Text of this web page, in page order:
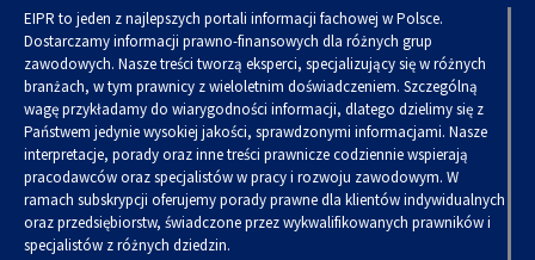
EIPR to jeden z najlepszych portali informacji fachowej w Polsce.
Dostarczamy informacji prawno-finansowych dla różnych grup
zawodowych. Nasze treści tworzą eksperci, specjalizujący się w różnych
branżach, w tym prawnicy z wieloletnim doświadczeniem. Szczególną
wagę przykładamy do wiarygodności informacji, dlatego dzielimy się z
Państwem jedynie wysokiej jakości, sprawdzonymi informacjami. Nasze
interpretacje, porady oraz inne treści prawnicze codziennie wspierają
pracodawców oraz specjalistów w pracy i rozwoju zawodowym. W
ramach subskrypcji oferujemy porady prawne dla klientów indywidualnych
oraz przedsiębiorstw, świadczone przez wykwalifikowanych prawników i
specjalistów z różnych dziedzin.